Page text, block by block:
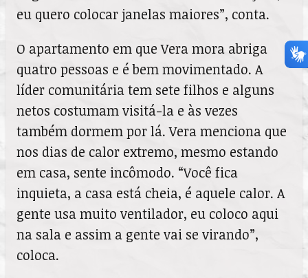
eu quero colocar janelas maiores”, conta.
O apartamento em que Vera mora abriga
quatro pessoas e é bem movimentado. A
líder comunitária tem sete filhos e alguns
netos costumam visitá-la e às vezes
também dormem por lá. Vera menciona que
nos dias de calor extremo, mesmo estando
em casa, sente incômodo. “Você fica
inquieta, a casa está cheia, é aquele calor. A
gente usa muito ventilador, eu coloco aqui
na sala e assim a gente vai se virando”,
coloca.